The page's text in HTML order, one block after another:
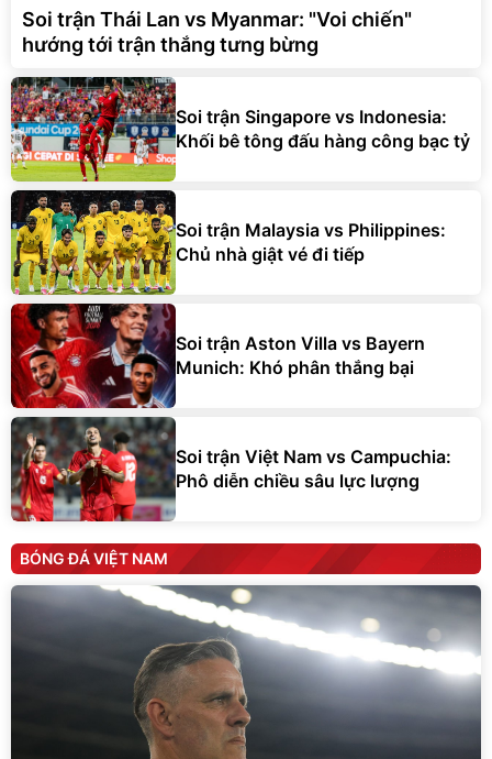
Soi trận Thái Lan vs Myanmar: "Voi chiến"
hướng tới trận thắng tưng bừng
Soi trận Singapore vs Indonesia:
Khối bê tông đấu hàng công bạc tỷ
Soi trận Malaysia vs Philippines:
Chủ nhà giật vé đi tiếp
Soi trận Aston Villa vs Bayern
Munich: Khó phân thắng bại
Soi trận Việt Nam vs Campuchia:
Phô diễn chiều sâu lực lượng
BÓNG ĐÁ VIỆT NAM